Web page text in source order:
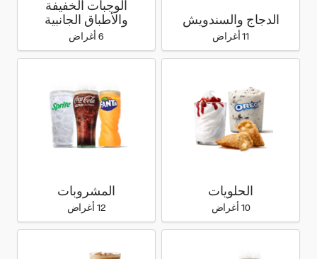
الدجاج والسندويش
11 أغراض
الوجبات الخفيفة
والأطباق الجانبية
6 أغراض
الحلويات
10 أغراض
المشروبات
12 أغراض